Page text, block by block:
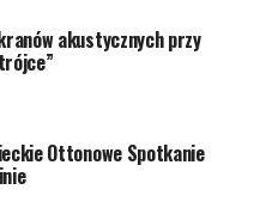
akustycznych przy
Ottonowe Spotkanie